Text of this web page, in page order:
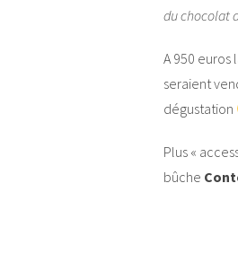
du chocolat
A 950 euros
seraient
dégustation
Plus «
bûche